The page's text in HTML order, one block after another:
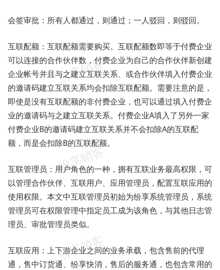
会签审批：所有人都通过，则通过；一人驳回，则驳回。
互联配额：互联配额需要购买。互联配额数即等于付费企业
可以连接的合作伙伴数，付费企业为自己的合作伙伴新创建
企业帐号并且与之建立互联关系、或合作伙伴填入付费企业
的邀请码建立互联关系均会扣除互联配额。需要注意的是，
即使是没有互联配额的非付费企业，也可以通过填入付费企
业的邀请码与之建立互联关系。付费企业A填入了另外一家
付费企业B的邀请码建立互联关系并不会扣除A的互联配
额，而是会扣除B的互联配额。
互联管理员：用户角色的一种，拥有互联业务最高权限，可
以管理合作伙伴、互联用户、应用管理员，配置互联应用的
使用权限。本文中互联管理员初始为纷享系统管理员，系统
管理员可在权限管理中指定员工成为该角色，与其他日志管
理员、审批管理员类似。
互联应用：上下游企业之间的业务承载，包含售前的代理
通，售中订货通、纷享快消，售后的服务通，也包含常用的